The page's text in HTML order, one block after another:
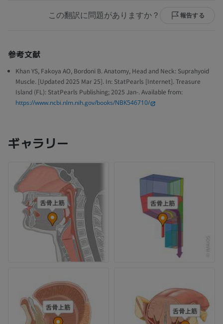
この翻訳に問題がありますか？ 報告する
参考文献
Khan YS, Fakoya AO, Bordoni B. Anatomy, Head and Neck: Suprahyoid
Muscle. [Updated 2025 Mar 25]. In: StatPearls [Internet]. Treasure
Island (FL): StatPearls Publishing; 2025 Jan-. Available from:
https://www.ncbi.nlm.nih.gov/books/NBK546710/
ギャラリー